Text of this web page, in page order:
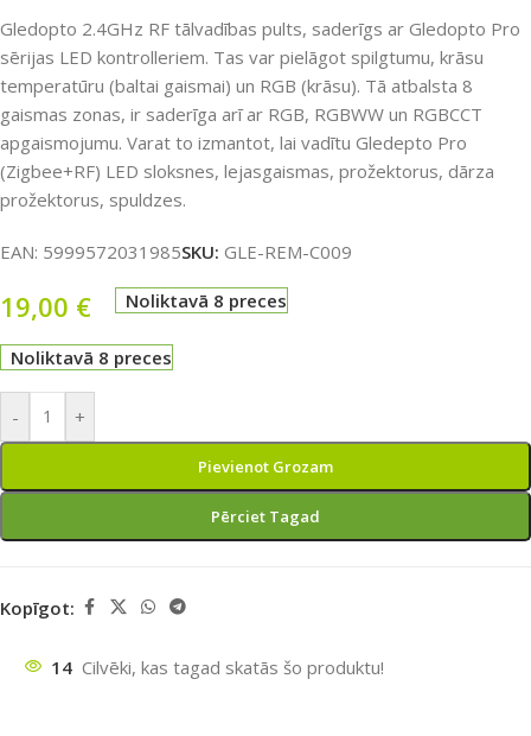
Gledopto 2.4GHz RF tālvadības pults, saderīgs ar Gledopto Pro
sērijas LED kontrolleriem. Tas var pielāgot spilgtumu, krāsu
temperatūru (baltai gaismai) un RGB (krāsu). Tā atbalsta 8
gaismas zonas, ir saderīga arī ar RGB, RGBWW un RGBCCT
apgaismojumu. Varat to izmantot, lai vadītu Gledepto Pro
(Zigbee+RF) LED sloksnes, lejasgaismas, prožektorus, dārza
prožektorus, spuldzes.
EAN: 5999572031985SKU: GLE-REM-C009
19,00 € Noliktavā 8 preces
Noliktavā 8 preces
- +
Pievienot Grozam
Pērciet Tagad
Kopīgot:
14 Cilvēki, kas tagad skatās šo produktu!